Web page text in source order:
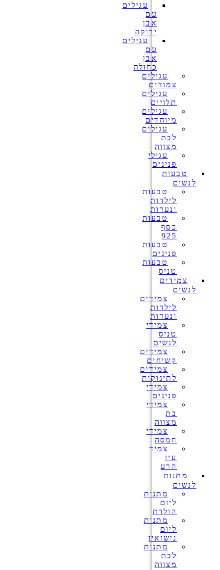
עגילים
עם
אבן
ירוקה
עגילים
עם
אבן
כחולה
עגילים
צמודים
עגילים
תלויים
עגילים
מיוחדים
עגילים
לבת
מצווה
עגילי
פנינים
טבעות
לנשים
טבעות
לילדות
ונערות
טבעות
כסף
925
טבעות
פנינים
טבעות
טניס
צמידים
לנשים
צמידים
לילדות
ונערות
צמידי
טניס
לנשים
צמידים
קשיחים
צמידים
לתינוקות
צמידי
פנינים
צמידי
בת
מצווה
צמידי
חמסה
צמיד
עין
הרע
מתנות
לנשים
מתנות
ליום
הולדת
מתנות
ליום
נישואין
מתנות
לבת
מצווה